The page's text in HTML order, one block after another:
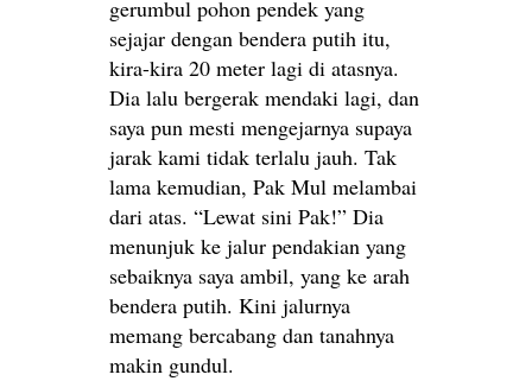
gerumbul pohon pendek yang
sejajar dengan bendera putih itu,
kira-kira 20 meter lagi di atasnya.
Dia lalu bergerak mendaki lagi, dan
saya pun mesti mengejarnya supaya
jarak kami tidak terlalu jauh. Tak
lama kemudian, Pak Mul melambai
dari atas. “Lewat sini Pak!” Dia
menunjuk ke jalur pendakian yang
sebaiknya saya ambil, yang ke arah
bendera putih. Kini jalurnya
memang bercabang dan tanahnya
makin gundul.